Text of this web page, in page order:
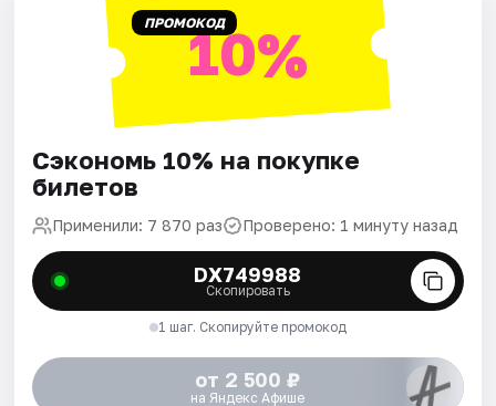
ПРОМОКОД10%
Сэкономь 10% на покупке
билетов
Применили: 7 870 раз Проверено: 1 минуту назад
DX749988
Скопировать
1 шаг. Скопируйте промокод
от 2 500 ₽
на Яндекс Афише